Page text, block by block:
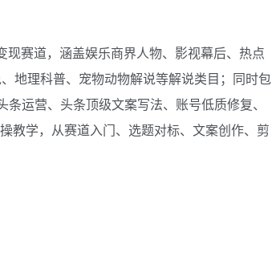
赛道，涵盖娱乐商界人物、影视幕后、热点
地理科普、宠物动物解说等解说类目；同时包
运营、头条顶级文案写法、账号低质修复、
教学，从赛道入门、选题对标、文案创作、剪